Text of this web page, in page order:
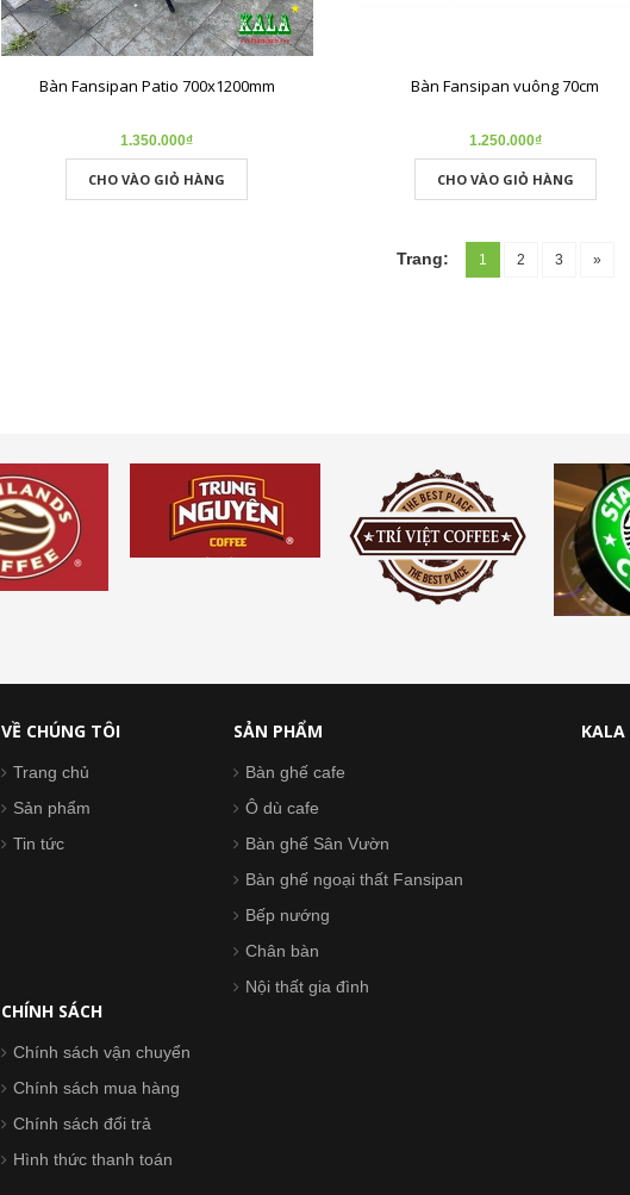
Bàn Fansipan Patio 700x1200mm
1.350.000₫
CHO VÀO GIỎ HÀNG
Bàn Fansipan vuông 70cm
1.250.000₫
CHO VÀO GIỎ HÀNG
Trang: 1 2 3 »
VỀ CHÚNG TÔI
Trang chủ
Sản phẩm
Tin tức
CHÍNH SÁCH
Chính sách vận chuyển
Chính sách mua hàng
Chính sách đổi trả
Hình thức thanh toán
SẢN PHẨM
Bàn ghế cafe
Ô dù cafe
Bàn ghế Sân Vườn
Bàn ghế ngoại thất Fansipan
Bếp nướng
Chân bàn
Nội thất gia đình
KALA